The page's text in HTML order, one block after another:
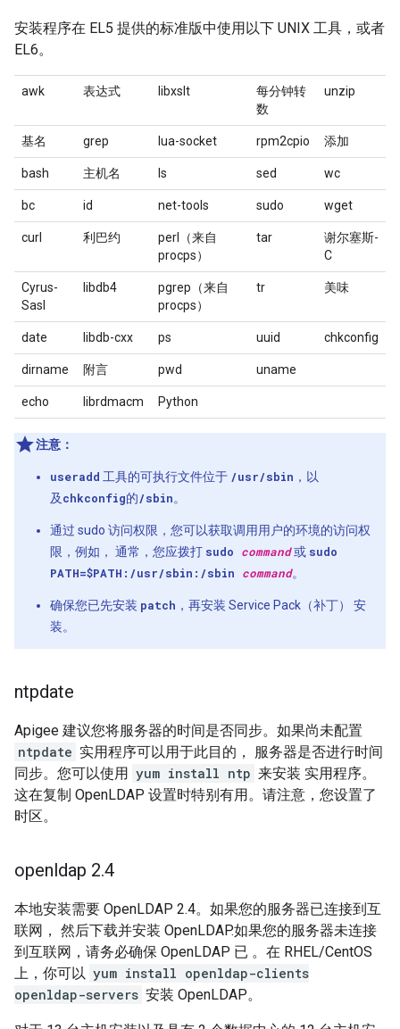
安装程序在 EL5 提供的标准版中使用以下 UNIX 工具，或者
EL6。
awk 表达式 libxslt
每分钟转
数
unzip
基名 grep lua-socket rpm2cpio 添加
bash 主机名 ls sed wc
bc id net-tools sudo wget
curl 利巴约
perl（来自
procps）
tar
谢尔塞斯-
C
Cyrus-
Sasl
libdb4
pgrep（来自
procps）
tr 美味
date libdb-cxx ps uuid chkconfig
dirname 附言 pwd uname
echo librdmacm Python
注意：
useradd 工具的可执行文件位于 /usr/sbin ，以
及chkconfig的/sbin。
通过 sudo 访问权限，您可以获取调用用户的环境的访问权
限，例如， 通常，您应拨打 sudo command或 sudo
PATH=$PATH:/usr/sbin:/sbin command。
确保您已先安装 patch ，再安装 Service Pack（补丁） 安
装。
ntpdate
Apigee 建议您将服务器的时间是否同步。如果尚未配置
ntpdate 实用程序可以用于此目的， 服务器是否进行时间
同步。您可以使用 yum install ntp 来安装 实用程序。
这在复制 OpenLDAP 设置时特别有用。请注意，您设置了
时区。
openldap 2.4
本地安装需要 OpenLDAP 2.4。如果您的服务器已连接到互
联网， 然后下载并安装 OpenLDAP.如果您的服务器未连接
到互联网，请务必确保 OpenLDAP 已 。在 RHEL/CentOS
上，你可以 yum install openldap-clients
openldap-servers 安装 OpenLDAP。